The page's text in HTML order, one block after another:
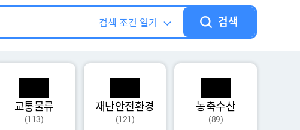
검색 조건 열기 검색
교통물류
(113)
재난안전환경
(121)
농축수산
(89)